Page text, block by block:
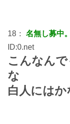
18： 名無し募中
ID:0.net
こんなん
な
白人にはか